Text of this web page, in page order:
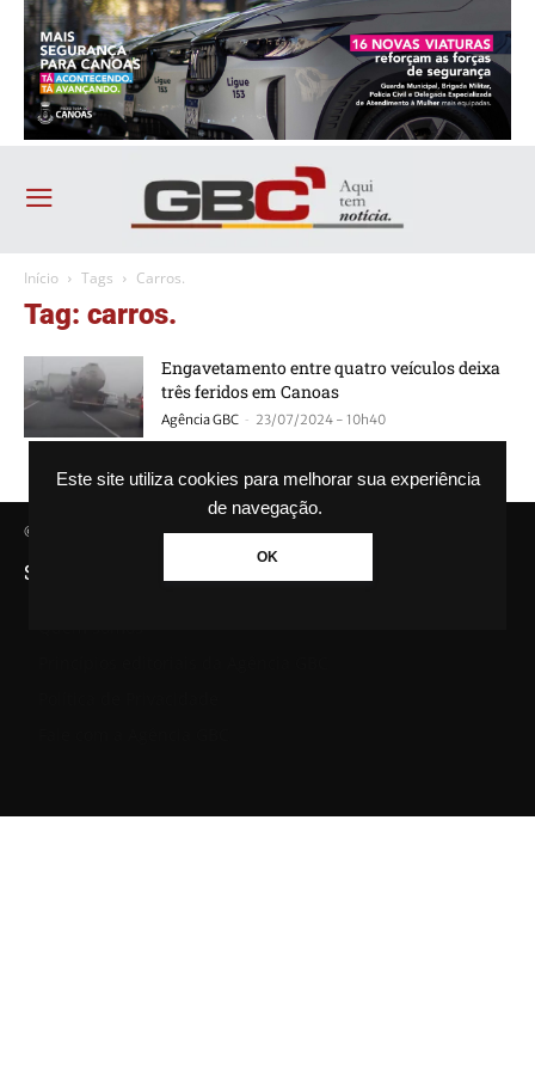
Este site utiliza cookies para melhorar sua experiência
de navegação.
OK
Início Tags Carros.
Tag: carros.
Engavetamento entre quatro veículos deixa
três feridos em Canoas
Agência GBC - 23/07/2024 - 10h40
© Agência GBC. Aqui tem notícia. Todos os direitos reservados.
SAIBA MAIS SOBRE A AGÊNCIA GBC